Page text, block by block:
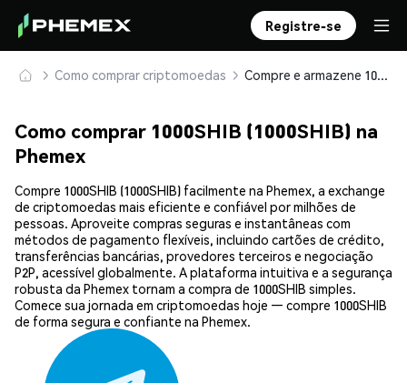
Registre-se
Como comprar criptomoedas Compre e armazene 1000SHIB (1000SHIB) com segurança
Como comprar 1000SHIB (1000SHIB) na
Phemex
Compre 1000SHIB (1000SHIB) facilmente na Phemex, a exchange
de criptomoedas mais eficiente e confiável por milhões de
pessoas. Aproveite compras seguras e instantâneas com
métodos de pagamento flexíveis, incluindo cartões de crédito,
transferências bancárias, provedores terceiros e negociação
P2P, acessível globalmente. A plataforma intuitiva e a segurança
robusta da Phemex tornam a compra de 1000SHIB simples.
Comece sua jornada em criptomoedas hoje — compre 1000SHIB
de forma segura e confiante na Phemex.